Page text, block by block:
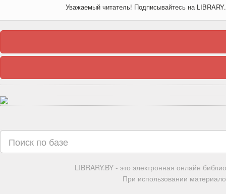
Уважаемый читатель! Подписывайтесь на
LIBRARY.BY - это электронная онлайн
При использовании